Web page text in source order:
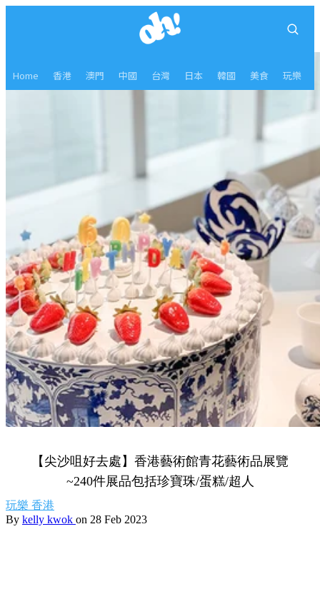
Home 香港 澳門 中國 台灣 日本 韓國 美食 玩樂
【尖沙咀好去處】香港藝術館青花藝術品展覽
~240件展品包括珍寶珠/蛋糕/超人
玩樂 香港
By kelly kwok on 28 Feb 2023